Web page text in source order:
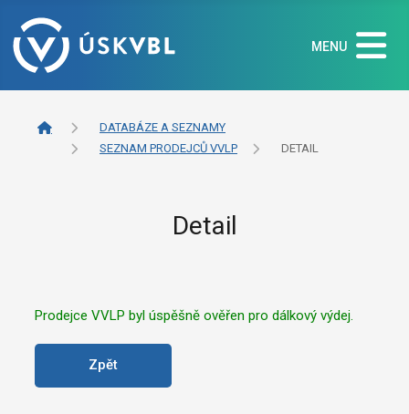
MENU
DATABÁZE A SEZNAMY
SEZNAM PRODEJCŮ VVLP
DETAIL
Detail
Prodejce VVLP byl úspěšně ověřen pro dálkový výdej.
Zpět